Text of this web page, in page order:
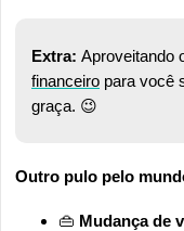
Extra: Aproveitando
financeiro para você
graça. 😉
Outro pulo pelo
👜 Mudança de